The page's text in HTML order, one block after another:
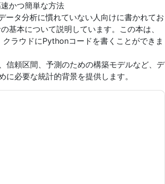
かつ簡単な方法
タ分析に慣れていない人向けに書かれてお
基本について説明しています。この本は、
ラウドにPythonコードを書くことができま
信頼区間、予測のための構築モデルなど、デ
必要な統計的背景を提供します。